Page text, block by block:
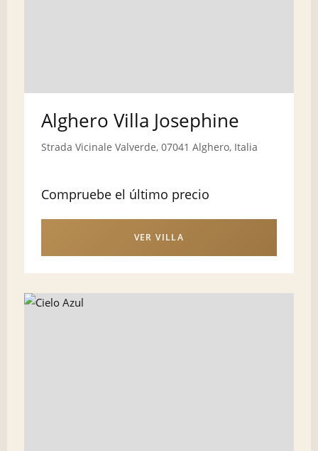
Alghero Villa Josephine
Strada Vicinale Valverde, 07041 Alghero, Italia
Compruebe el último precio
VER VILLA